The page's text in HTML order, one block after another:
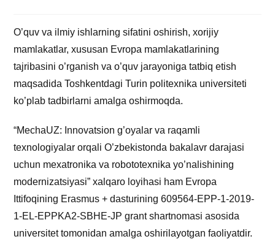
O’quv va ilmiy ishlarning sifatini oshirish, xorijiy
mamlakatlar, xususan Evropa mamlakatlarining
tajribasini o’rganish va o’quv jarayoniga tatbiq etish
maqsadida Toshkentdagi Turin politexnika universiteti
ko’plab tadbirlarni amalga oshirmoqda.
“MechaUZ: Innovatsion g’oyalar va raqamli
texnologiyalar orqali O’zbekistonda bakalavr darajasi
uchun mexatronika va robototexnika yo’nalishining
modernizatsiyasi” xalqaro loyihasi ham Evropa
Ittifoqining Erasmus + dasturining 609564-EPP-1-2019-
1-EL-EPPKA2-SBHE-JP grant shartnomasi asosida
universitet tomonidan amalga oshirilayotgan faoliyatdir.